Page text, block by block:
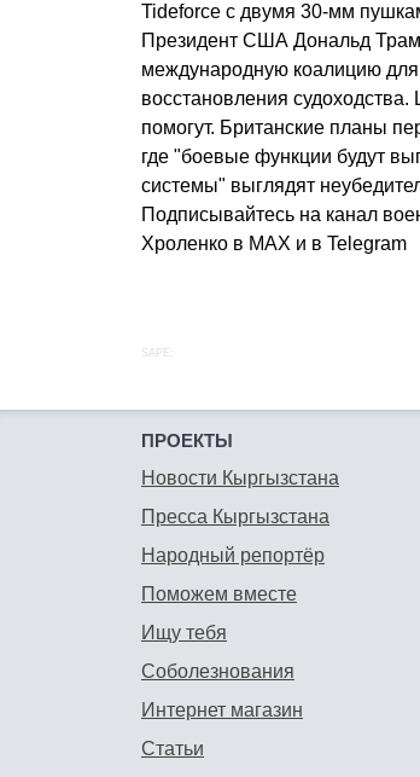
Tideforce с двумя 30-мм
Президент США Дональд
международную коалицию для
восстановления
помогут. Британские планы
где "боевые функции будут
системы" выглядят
Подписывайтесь на канал
Хроленко в MAX и в Telegram
SAPE:
ПРОЕКТЫ
Новости Кыргызстана
Пресса Кыргызстана
Народный репортёр
Поможем вместе
Ищу тебя
Соболезнования
Интернет магазин
Статьи